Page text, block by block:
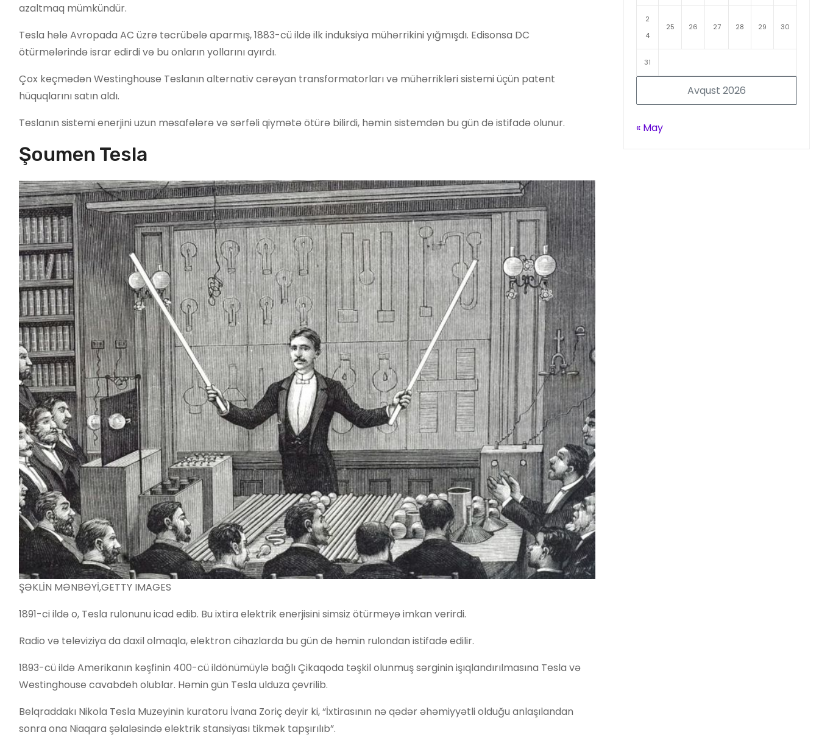
azaltmaq mümkündür.
Tesla hələ Avropada AC üzrə təcrübələ aparmış, 1883-cü ildə ilk induksiya mühərrikini yığmışdı. Edisonsa DC
ötürmələrində israr edirdi və bu onların yollarını ayırdı.
Çox keçmədən Westinghouse Teslanın alternativ cərəyan transformatorları və mühərrikləri sistemi üçün patent
hüquqlarını satın aldı.
Teslanın sistemi enerjini uzun məsafələrə və sərfəli qiymətə ötürə bilirdi, həmin sistemdən bu gün də istifadə olunur.
Şoumen Tesla
ŞƏKLİN MƏNBƏYİ,GETTY IMAGES
1891-ci ildə o, Tesla rulonunu icad edib. Bu ixtira elektrik enerjisini simsiz ötürməyə imkan verirdi.
Radio və televiziya da daxil olmaqla, elektron cihazlarda bu gün də həmin rulondan istifadə edilir.
1893-cü ildə Amerikanın kəşfinin 400-cü ildönümüylə bağlı Çikaqoda təşkil olunmuş sərginin işıqlandırılmasına Tesla və
Westinghouse cavabdeh olublar. Həmin gün Tesla ulduza çevrilib.
Belqraddakı Nikola Tesla Muzeyinin kuratoru İvana Zoriç deyir ki, “İxtirasının nə qədər əhəmiyyətli olduğu anlaşılandan
sonra ona Niaqara şəlaləsində elektrik stansiyası tikmək tapşırılıb”.
Avqust 2026
2
4
25 26 27 28 29 30
31
« May